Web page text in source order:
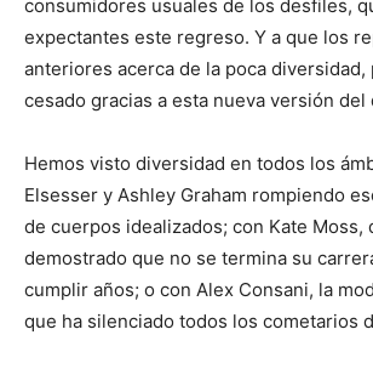
consumidores usuales de los desfiles,
expectantes este regreso. Y a que los
anteriores acerca de la poca diversidad,
cesado gracias a esta nueva versión del
Hemos visto diversidad en todos los
Elsesser y Ashley Graham rompiendo
de cuerpos idealizados; con Kate Moss,
demostrado que no se termina su
cumplir años; o con Alex Consani, la
que ha silenciado todos los cometarios